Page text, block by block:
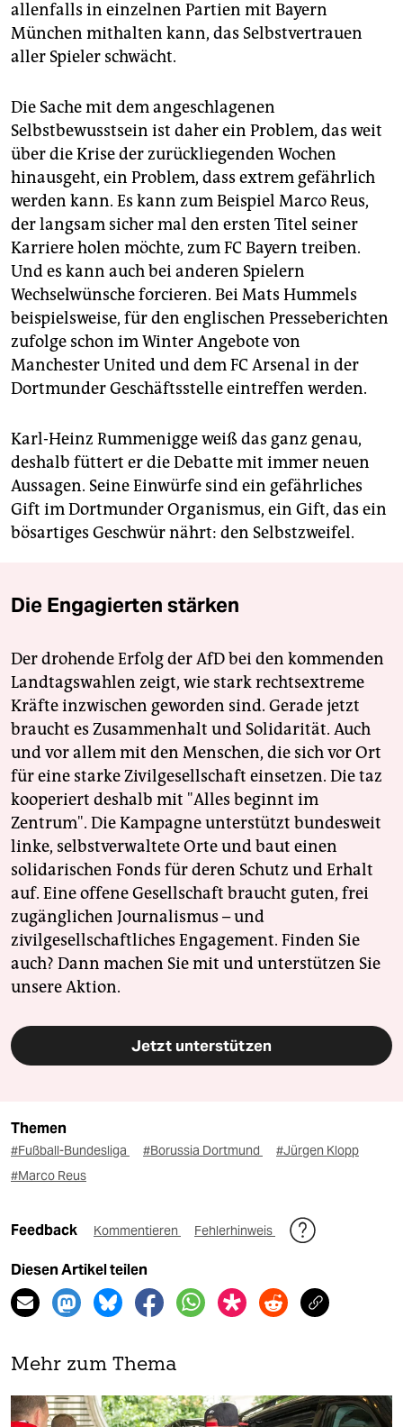
allenfalls in einzelnen Partien mit Bayern
München mithalten kann, das Selbstvertrauen
aller Spieler schwächt.
Die Sache mit dem angeschlagenen
Selbstbewusstsein ist daher ein Problem, das weit
über die Krise der zurückliegenden Wochen
hinausgeht, ein Problem, dass extrem gefährlich
werden kann. Es kann zum Beispiel Marco Reus,
der langsam sicher mal den ersten Titel seiner
Karriere holen möchte, zum FC Bayern treiben.
Und es kann auch bei anderen Spielern
Wechselwünsche forcieren. Bei Mats Hummels
beispielsweise, für den englischen Presseberichten
zufolge schon im Winter Angebote von
Manchester United und dem FC Arsenal in der
Dortmunder Geschäftsstelle eintreffen werden.
Karl-Heinz Rummenigge weiß das ganz genau,
deshalb füttert er die Debatte mit immer neuen
Aussagen. Seine Einwürfe sind ein gefährliches
Gift im Dortmunder Organismus, ein Gift, das ein
bösartiges Geschwür nährt: den Selbstzweifel.
Die Engagierten stärken
Der drohende Erfolg der AfD bei den kommenden
Landtagswahlen zeigt, wie stark rechtsextreme
Kräfte inzwischen geworden sind. Gerade jetzt
braucht es Zusammenhalt und Solidarität. Auch
und vor allem mit den Menschen, die sich vor Ort
für eine starke Zivilgesellschaft einsetzen. Die taz
kooperiert deshalb mit "Alles beginnt im
Zentrum". Die Kampagne unterstützt bundesweit
linke, selbstverwaltete Orte und baut einen
solidarischen Fonds für deren Schutz und Erhalt
auf. Eine offene Gesellschaft braucht guten, frei
zugänglichen Journalismus – und
zivilgesellschaftliches Engagement. Finden Sie
auch? Dann machen Sie mit und unterstützen Sie
unsere Aktion.
Jetzt unterstützen
Themen
#Fußball-Bundesliga #Borussia Dortmund
#Jürgen Klopp
#Marco Reus
Feedback Kommentieren Fehlerhinweis
Diesen Artikel teilen
Mehr zum Thema